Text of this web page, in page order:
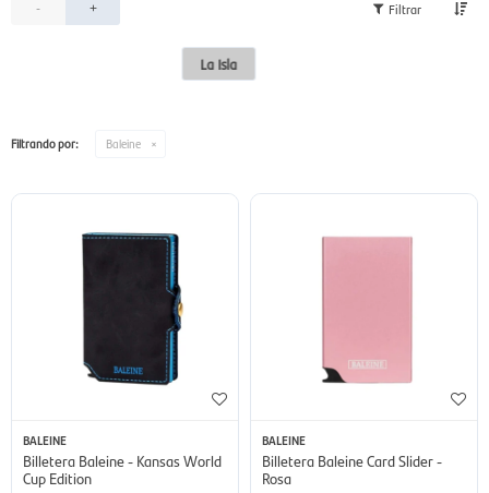
- +
La Isla
Filtrando por: Baleine
BALEINE
Billetera Baleine - Kansas World
Cup Edition
BALEINE
Billetera Baleine Card Slider -
Rosa